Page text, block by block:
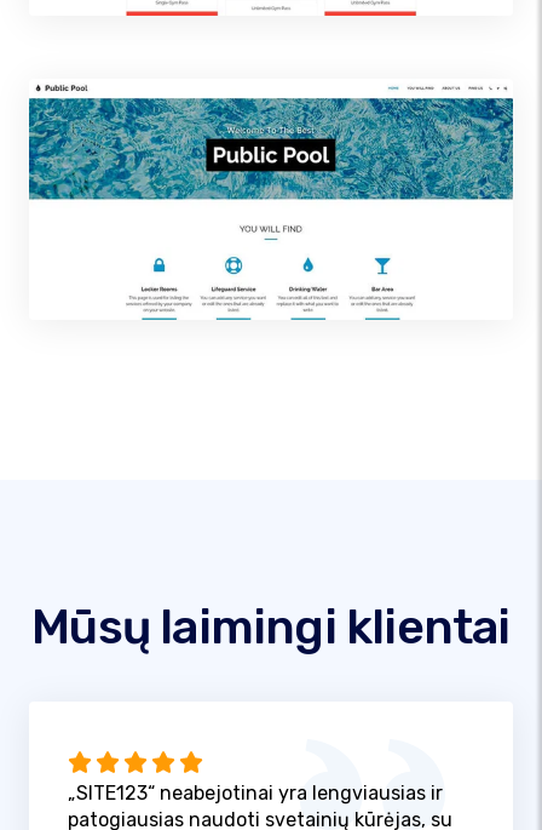
Mūsų laimingi klientai
„SITE123“ neabejotinai yra lengviausias ir
patogiausias naudoti svetainių kūrėjas, su